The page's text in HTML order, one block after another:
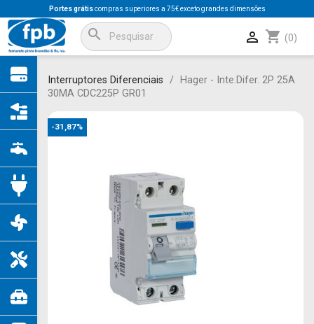
Portes grátiscompras superiores a 75€ exceto grandes dimensões
search shopping_cart (0)

Interruptores Diferenciais
Hager - Inte.Difer. 2P 25A
30MA CDC225P GR01
-31,87%